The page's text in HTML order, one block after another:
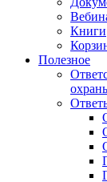
Книги
Полезное